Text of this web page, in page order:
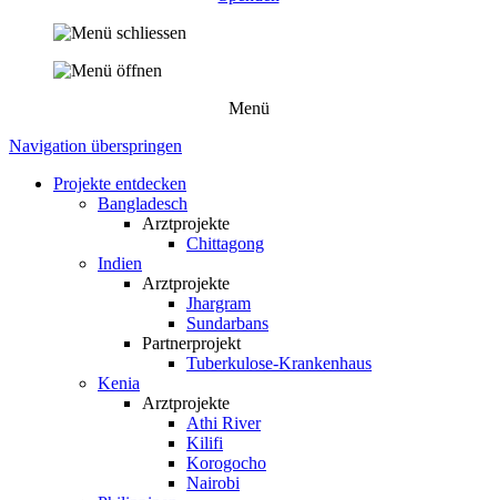
Menü
Navigation überspringen
Projekte entdecken
Bangladesch
Arztprojekte
Chittagong
Indien
Arztprojekte
Jhargram
Sundarbans
Partnerprojekt
Tuberkulose-Krankenhaus
Kenia
Arztprojekte
Athi River
Kilifi
Korogocho
Nairobi